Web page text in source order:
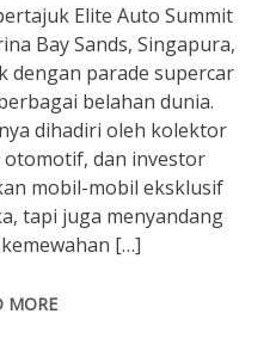
Elite Auto Summit
Bay Sands, Singapura,
dengan parade supercar
belahan dunia.
dihadiri oleh kolektor
otomotif, dan investor
mobil-mobil eksklusif
tapi juga menyandang
[…]
MORE